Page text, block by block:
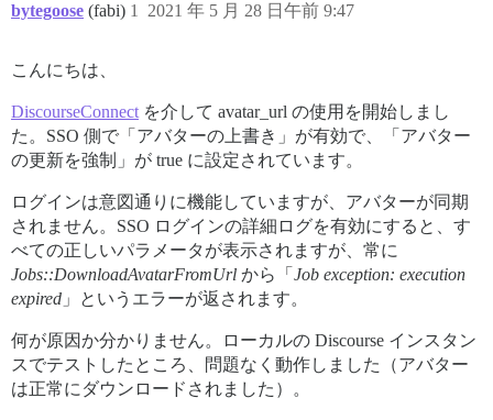
bytegoose (fabi) 2021 年 5 月 28 日午前 9:47
1
こんにちは、
DiscourseConnect を介して avatar_url の使用を開始しまし
た。SSO 側で「アバターの上書き」が有効で、「アバター
の更新を強制」が true に設定されています。
ログインは意図通りに機能していますが、アバターが同期
されません。SSO ログインの詳細ログを有効にすると、す
べての正しいパラメータが表示されますが、常に
Jobs::DownloadAvatarFromUrl から「 Job exception: execution
expired 」というエラーが返されます。
何が原因か分かりません。ローカルの Discourse インスタン
スでテストしたところ、問題なく動作しました（アバター
は正常にダウンロードされました）。